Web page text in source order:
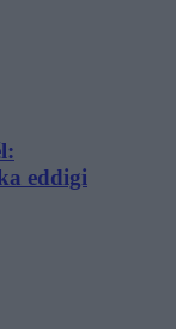
eddigi